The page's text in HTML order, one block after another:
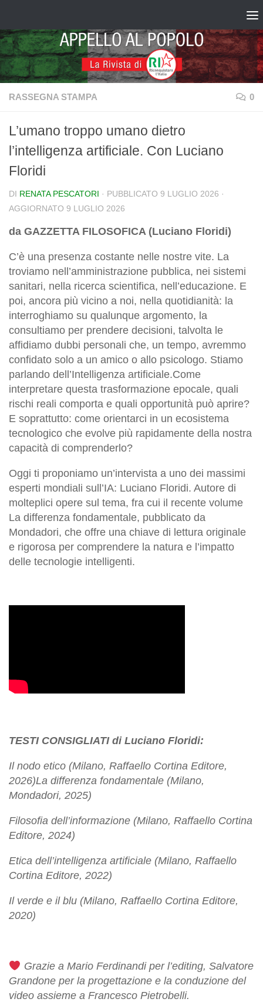
RASSEGNA STAMPA 0
L’umano troppo umano dietro
l’intelligenza artificiale. Con Luciano
Floridi
DI RENATA PESCATORI · PUBBLICATO 9 LUGLIO 2026 ·
AGGIORNATO 9 LUGLIO 2026
da GAZZETTA FILOSOFICA (Luciano Floridi)
C’è una presenza costante nelle nostre vite. La
troviamo nell’amministrazione pubblica, nei sistemi
sanitari, nella ricerca scientifica, nell’educazione. E
poi, ancora più vicino a noi, nella quotidianità: la
interroghiamo su qualunque argomento, la
consultiamo per prendere decisioni, talvolta le
affidiamo dubbi personali che, un tempo, avremmo
confidato solo a un amico o allo psicologo. Stiamo
parlando dell’Intelligenza artificiale.Come
interpretare questa trasformazione epocale, quali
rischi reali comporta e quali opportunità può aprire?
E soprattutto: come orientarci in un ecosistema
tecnologico che evolve più rapidamente della nostra
capacità di comprenderlo?
Oggi ti proponiamo un’intervista a uno dei massimi
esperti mondiali sull’IA: Luciano Floridi. Autore di
molteplici opere sul tema, fra cui il recente volume
La differenza fondamentale, pubblicato da
Mondadori, che offre una chiave di lettura originale
e rigorosa per comprendere la natura e l’impatto
delle tecnologie intelligenti.
TESTI CONSIGLIATI di Luciano Floridi:
Il nodo etico (Milano, Raffaello Cortina Editore,
2026)La differenza fondamentale (Milano,
Mondadori, 2025)
Filosofia dell’informazione (Milano, Raffaello Cortina
Editore, 2024)
Etica dell’intelligenza artificiale (Milano, Raffaello
Cortina Editore, 2022)
Il verde e il blu (Milano, Raffaello Cortina Editore,
2020)
Grazie a Mario Ferdinandi per l’editing, Salvatore
Grandone per la progettazione e la conduzione del
video assieme a Francesco Pietrobelli.